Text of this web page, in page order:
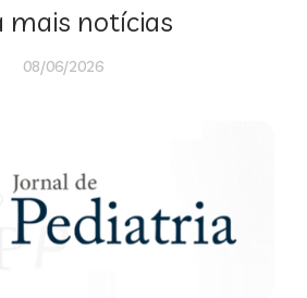
mais notícias
08/06/2026